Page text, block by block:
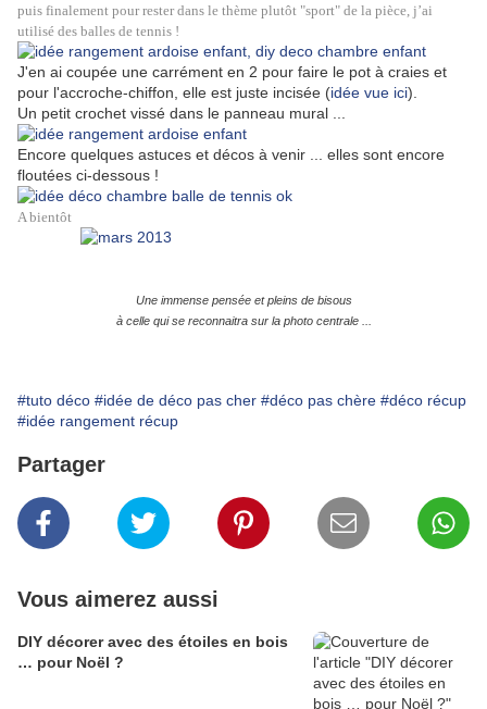
puis finalement pour rester dans le thème plutôt "sport" de la pièce, j’ai
utilisé des balles de tennis !
J'en ai coupée une carrément en 2 pour faire le pot à craies et
pour l'accroche-chiffon, elle est juste incisée (idée vue ici).
Un petit crochet vissé dans le panneau mural ...
Encore quelques astuces et décos à venir ... elles sont encore
floutées ci-dessous !
A bientôt
Une immense pensée et pleins de bisous
à celle qui se reconnaitra sur la photo centrale ...
#tuto déco #idée de déco pas cher #déco pas chère #déco récup
#idée rangement récup
Partager
Vous aimerez aussi
DIY décorer avec des étoiles en bois
… pour Noël ?